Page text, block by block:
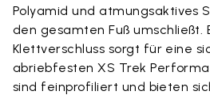
Polyamid und atmungsaktives
den gesamten Fuß umschließt.
Klettverschluss sorgt für eine
abriebfesten XS Trek
sind feinprofiliert und bieten